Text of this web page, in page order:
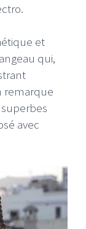
et
qui,
remarque
avec